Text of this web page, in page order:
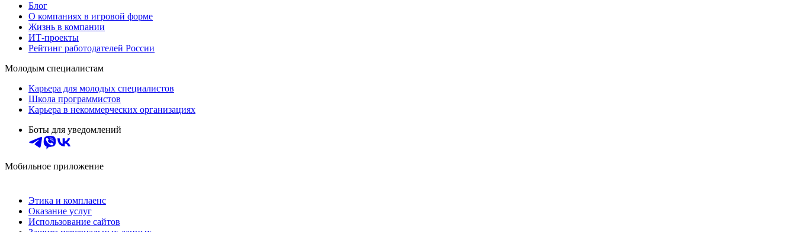
Блог
О компаниях в игровой форме
Жизнь в компании
ИТ-проекты
Рейтинг работодателей России
Молодым специалистам
Карьера для молодых специалистов
Школа программистов
Карьера в некоммерческих организациях
Боты для уведомлений
Мобильное приложение
Этика и комплаенс
Оказание услуг
Использование сайтов